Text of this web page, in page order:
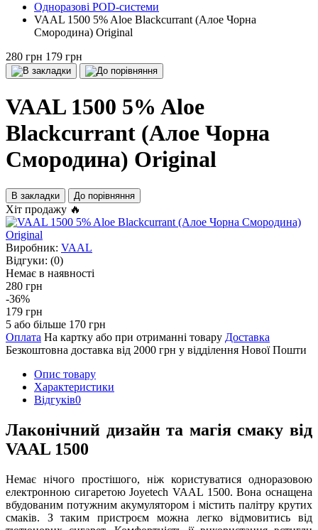
Одноразові POD-системи
VAAL 1500 5% Aloe Blackcurrant (Алое Чорна
Смородина) Original
280 грн 179 грн
VAAL 1500 5% Aloe
Blackcurrant (Алое Чорна
Смородина) Original
В закладки До порівняння
Хіт продажу 🔥
Виробник: VAAL
Відгуки: (0)
Немає в наявності
280 грн
-36%
179 грн
5 або більше 170 грн
Оплата На картку або при отриманні товару Доставка
Безкоштовна доставка від 2000 грн у відділення Нової Пошти
Опис товару
Характеристики
Відгуків0
Лаконічний дизайн та магія смаку від
VAAL 1500
Немає нічого простішого, ніж користуватися одноразовою
електронною сигаретою Joyetech VAAL 1500. Вона оснащена
вбудованим потужним акумулятором і містить палітру крутих
смаків. З таким пристроєм можна легко відмовитись від